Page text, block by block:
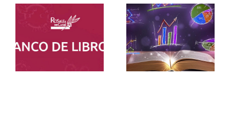
LISTADO
MATERIALES
ESO BANCO
MATERIALES
CURRICULARES
ESO Y BTO 26-27